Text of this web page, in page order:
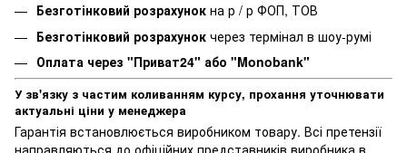
Безготінковий розрахунок на р / р ФОП, ТОВ
Безготінковий розрахунок через термінал в шоу-румі
Оплата через "Приват24" або "Monobank"
У зв'язку з частим коливанням курсу, прохання уточнювати
актуальні ціни у менеджера
Гарантія встановлюється виробником товару. Всі претензії